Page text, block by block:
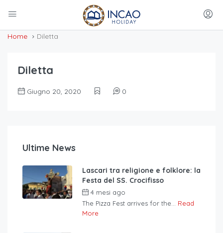
Home Diletta
Diletta
Giugno 20, 2020 0
Ultime News
Lascari tra religione e folklore: la
Festa del SS. Crocifisso
4 mesi ago
The Pizza Fest arrives for the... Read
More